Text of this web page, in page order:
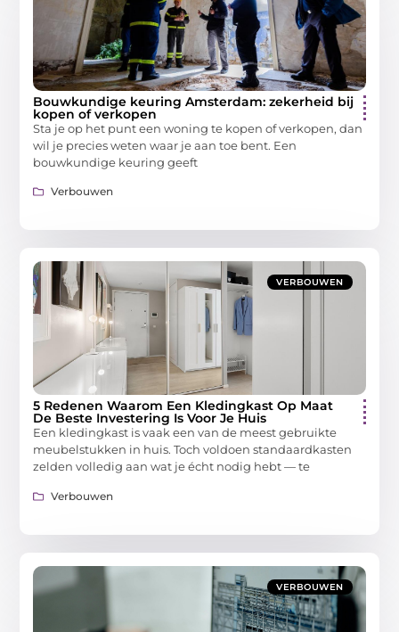
Bouwkundige keuring Amsterdam: zekerheid bij
kopen of verkopen
Sta je op het punt een woning te kopen of verkopen, dan
wil je precies weten waar je aan toe bent. Een
bouwkundige keuring geeft
Verbouwen
VERBOUWEN
5 Redenen Waarom Een Kledingkast Op Maat
De Beste Investering Is Voor Je Huis
Een kledingkast is vaak een van de meest gebruikte
meubelstukken in huis. Toch voldoen standaardkasten
zelden volledig aan wat je écht nodig hebt — te
Verbouwen
VERBOUWEN